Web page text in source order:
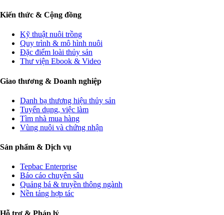
Kiến thức & Cộng đồng
Kỹ thuật nuôi trồng
Quy trình & mô hình nuôi
Đặc điểm loài thủy sản
Thư viện Ebook & Video
Giao thương & Doanh nghiệp
Danh bạ thương hiệu thủy sản
Tuyển dụng, việc làm
Tìm nhà mua hàng
Vùng nuôi và chứng nhận
Sản phẩm & Dịch vụ
Tepbac Enterprise
Báo cáo chuyên sâu
Quảng bá & truyền thông ngành
Nền tảng hợp tác
Hỗ trợ & Pháp lý